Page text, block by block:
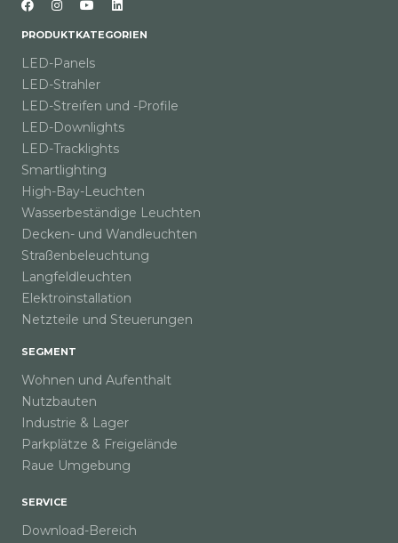
PRODUKTKATEGORIEN
LED-Panels
LED-Strahler
LED-Streifen und -Profile
LED-Downlights
LED-Tracklights
Smartlighting
High-Bay-Leuchten
Wasserbeständige Leuchten
Decken- und Wandleuchten
Straßenbeleuchtung
Langfeldleuchten
Elektroinstallation
Netzteile und Steuerungen
SEGMENT
Wohnen und Aufenthalt
Nutzbauten
Industrie & Lager
Parkplätze & Freigelände
Raue Umgebung
SERVICE
Download-Bereich